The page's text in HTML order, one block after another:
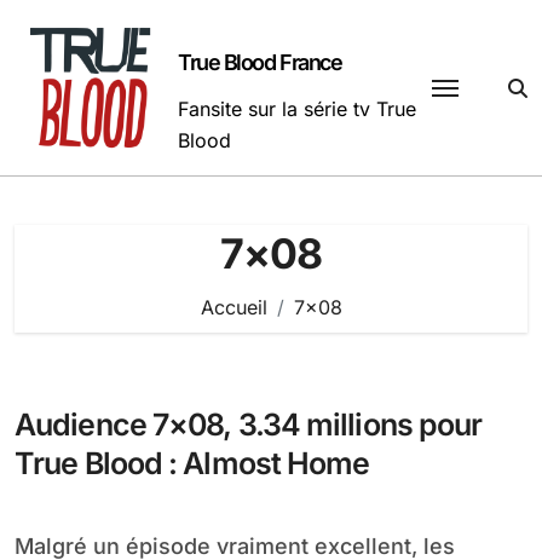
contenu
True Blood France
Fansite sur la série tv True
Blood
7×08
Accueil 7×08
Audience 7×08, 3.34 millions pour
True Blood : Almost Home
Malgré un épisode vraiment excellent, les